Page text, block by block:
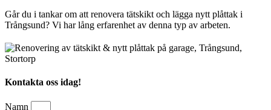
Går du i tankar om att renovera tätskikt och lägga nytt plåttak i
Trångsund? Vi har lång erfarenhet av denna typ av arbeten.
Kontakta oss idag!
Namn